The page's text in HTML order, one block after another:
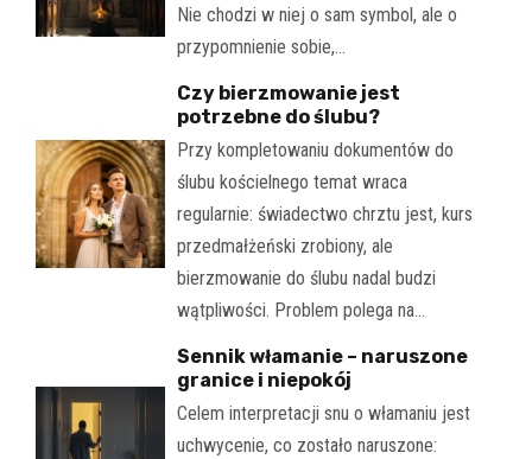
Nie chodzi w niej o sam symbol, ale o
przypomnienie sobie,…
Czy bierzmowanie jest
potrzebne do ślubu?
Przy kompletowaniu dokumentów do
ślubu kościelnego temat wraca
regularnie: świadectwo chrztu jest, kurs
przedmałżeński zrobiony, ale
bierzmowanie do ślubu nadal budzi
wątpliwości. Problem polega na…
Sennik włamanie – naruszone
granice i niepokój
Celem interpretacji snu o włamaniu jest
uchwycenie, co zostało naruszone: